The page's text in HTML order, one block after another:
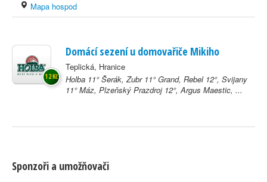
Mapa hospod
Domácí sezení u domovařiče Mikiho
Teplická, Hranice
Holba 11° Šerák, Zubr 11° Grand, Rebel 12°, Svijany
11° Máz, Plzeňský Prazdroj 12°, Argus Maestic, ...
12 Kč
Sponzoři a umožňovači